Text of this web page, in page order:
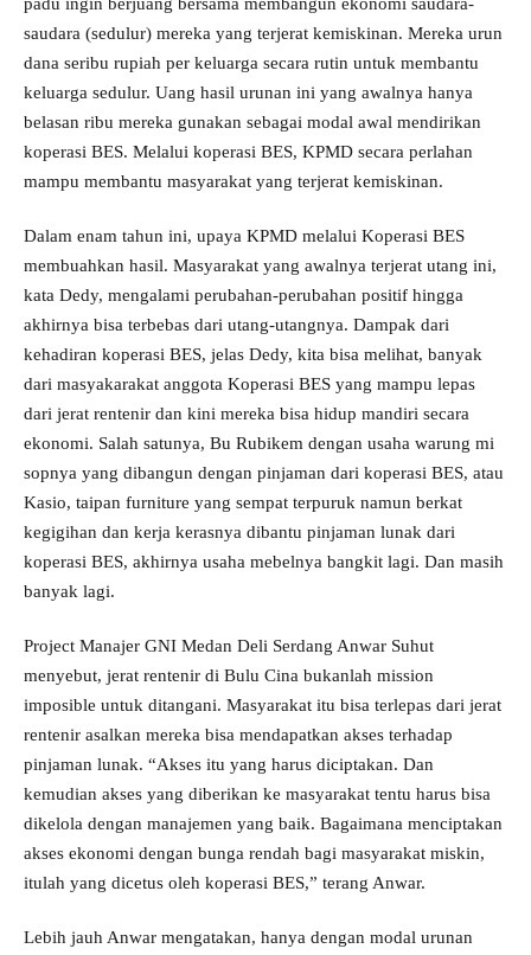
saudara (sedulur) mereka yang terjerat kemiskinan. Mereka urun
dana seribu rupiah per keluarga secara rutin untuk membantu
keluarga sedulur. Uang hasil urunan ini yang awalnya hanya
belasan ribu mereka gunakan sebagai modal awal mendirikan
koperasi BES. Melalui koperasi BES, KPMD secara perlahan
mampu membantu masyarakat yang terjerat kemiskinan.
Dalam enam tahun ini, upaya KPMD melalui Koperasi BES
membuahkan hasil. Masyarakat yang awalnya terjerat utang ini,
kata Dedy, mengalami perubahan-perubahan positif hingga
akhirnya bisa terbebas dari utang-utangnya. Dampak dari
kehadiran koperasi BES, jelas Dedy, kita bisa melihat, banyak
dari masyakarakat anggota Koperasi BES yang mampu lepas
dari jerat rentenir dan kini mereka bisa hidup mandiri secara
ekonomi. Salah satunya, Bu Rubikem dengan usaha warung mi
sopnya yang dibangun dengan pinjaman dari koperasi BES, atau
Kasio, taipan furniture yang sempat terpuruk namun berkat
kegigihan dan kerja kerasnya dibantu pinjaman lunak dari
koperasi BES, akhirnya usaha mebelnya bangkit lagi. Dan masih
banyak lagi.
Project Manajer GNI Medan Deli Serdang Anwar Suhut
menyebut, jerat rentenir di Bulu Cina bukanlah mission
imposible untuk ditangani. Masyarakat itu bisa terlepas dari jerat
rentenir asalkan mereka bisa mendapatkan akses terhadap
pinjaman lunak. “Akses itu yang harus diciptakan. Dan
kemudian akses yang diberikan ke masyarakat tentu harus bisa
dikelola dengan manajemen yang baik. Bagaimana menciptakan
akses ekonomi dengan bunga rendah bagi masyarakat miskin,
itulah yang dicetus oleh koperasi BES,” terang Anwar.
Lebih jauh Anwar mengatakan, hanya dengan modal urunan